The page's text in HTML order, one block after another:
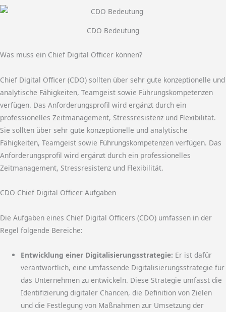
CDO Bedeutung
Was muss ein Chief Digital Officer können?
Chief Digital Officer (CDO) sollten über sehr gute konzeptionelle und
analytische Fähigkeiten, Teamgeist sowie Führungskompetenzen
verfügen. Das Anforderungsprofil wird ergänzt durch ein
professionelles Zeitmanagement, Stressresistenz und Flexibilität.
Sie sollten über sehr gute konzeptionelle und analytische
Fähigkeiten, Teamgeist sowie Führungskompetenzen verfügen. Das
Anforderungsprofil wird ergänzt durch ein professionelles
Zeitmanagement, Stressresistenz und Flexibilität.
CDO Chief Digital Officer Aufgaben
Die Aufgaben eines Chief Digital Officers (CDO) umfassen in der
Regel folgende Bereiche:
Entwicklung einer Digitalisierungsstrategie: Er ist dafür
verantwortlich, eine umfassende Digitalisierungsstrategie für
das Unternehmen zu entwickeln. Diese Strategie umfasst die
Identifizierung digitaler Chancen, die Definition von Zielen
und die Festlegung von Maßnahmen zur Umsetzung der